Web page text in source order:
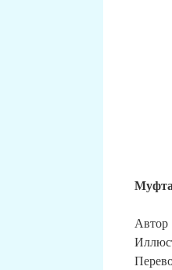
Автор